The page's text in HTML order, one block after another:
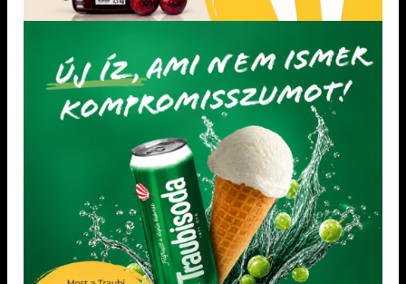
Felhasználási javaslat: 2,05 kg fagylaltpor 4
l víz hozzáadásával vagy 2,05 kg
fagylaltpor 2 l víz és 2 l tej hozzáadásával
KEDVENCEM!
Dia-wellness csokiskeksz
fagylaltpor 2,05 kg
Felhasználási javaslat: 2,05 kg fagylaltpor
4,2-5 l víz hozzáadásával A cukor helyett
maltitot tartalmazó ételek fogyasztása, a
fogyasztást követően kisebb mértékű
vércukorszint emelkedést okoz, mint a
cukrot tartalmazó ételek fogyasztása.
Figyeljen a kiegyensúlyozott és változott
táplálkozásra.
KEDVENCEM!